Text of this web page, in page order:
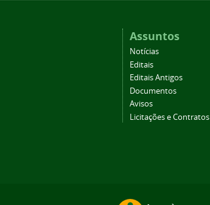
Assuntos
Notícias
Editais
Editais Antigos
Documentos
Avisos
Licitações e Contratos